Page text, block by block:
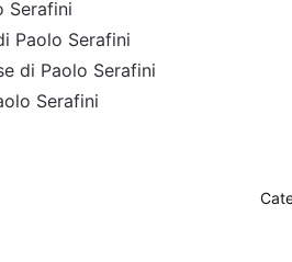
Serafini
Paolo Serafini
di Paolo Serafini
Serafini